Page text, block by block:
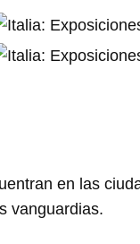
en las
vanguardias.